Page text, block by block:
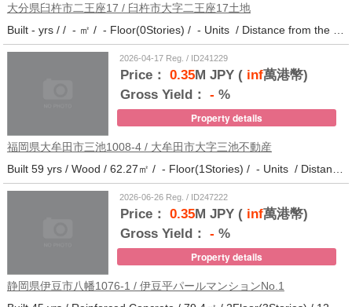
大分県臼杵市二王座17 / 臼杵市大字二王座17土地
2026-04-17 Reg. / ID241229
Price： 0.35M JPY (inf萬港幣)
Gross Yield： - %
Property details
福岡県大牟田市三池1008-4 / 大牟田市大字三池不動産
2026-06-26 Reg. / ID247222
Price： 0.35M JPY (inf萬港幣)
Gross Yield： - %
Property details
静岡県伊豆市八幡1076-1 / 伊豆平パールマンションNo.1